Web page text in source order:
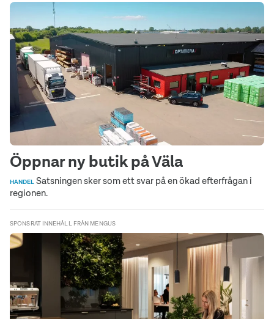
Öppnar ny butik på Väla
HANDEL Satsningen sker som ett svar på en ökad efterfrågan i
regionen.
SPONSRAT INNEHÅLL FRÅN MENGUS